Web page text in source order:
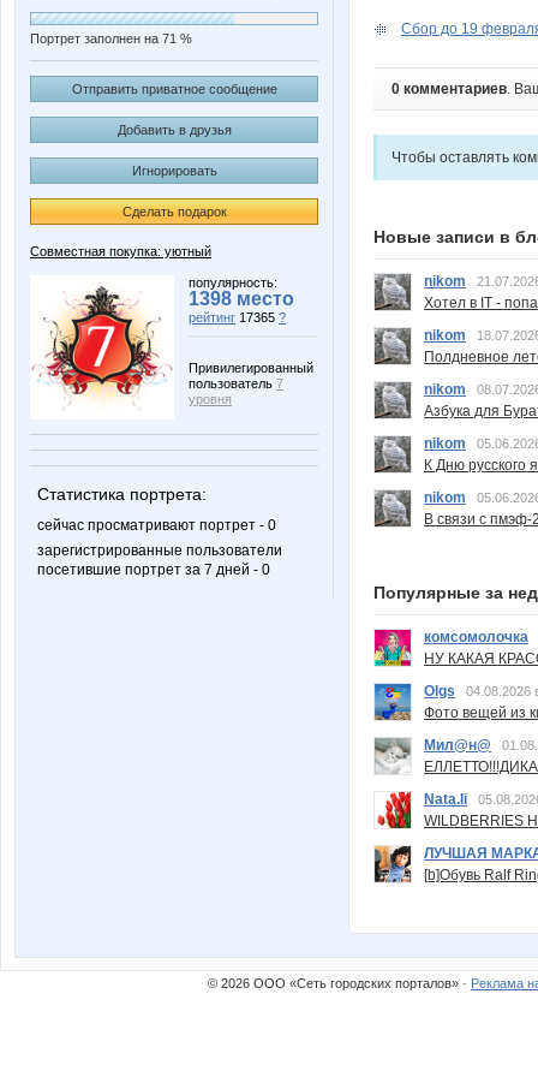
Портрет заполнен на 71 %
Отправить приватное сообщение
Добавить в друзья
Игнорировать
Сделать подарок
Совместная покупка: уютный
популярность:
1398 место
рейтинг 17365 ?
Привилегированный
пользователь 7
уровня
Статистика портрета:
сейчас просматривают портрет - 0
зарегистрированные пользователи
посетившие портрет за 7 дней - 0
Сбор до 19
0 комментариев.
Чтобы оставлять
Новые записи в
nikom
Хотел в IT -
nikom
Полдневное
nikom
Азбука для
nikom
К Дню русского
nikom
В связи с пмэф-
Популярные за
комсомолочка
НУ КАКАЯ
Olgs
04.08.2026
Фото вещей из
Мил@н@
Nata.li
ЛУЧШАЯ
[b]Обувь Ralf
© 2026 ООО «Сеть городских порталов» · Реклама